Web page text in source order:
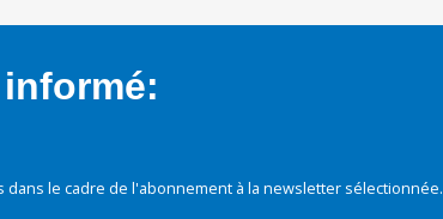
le cadre de l'abonnement à la newsletter sélectionnée.